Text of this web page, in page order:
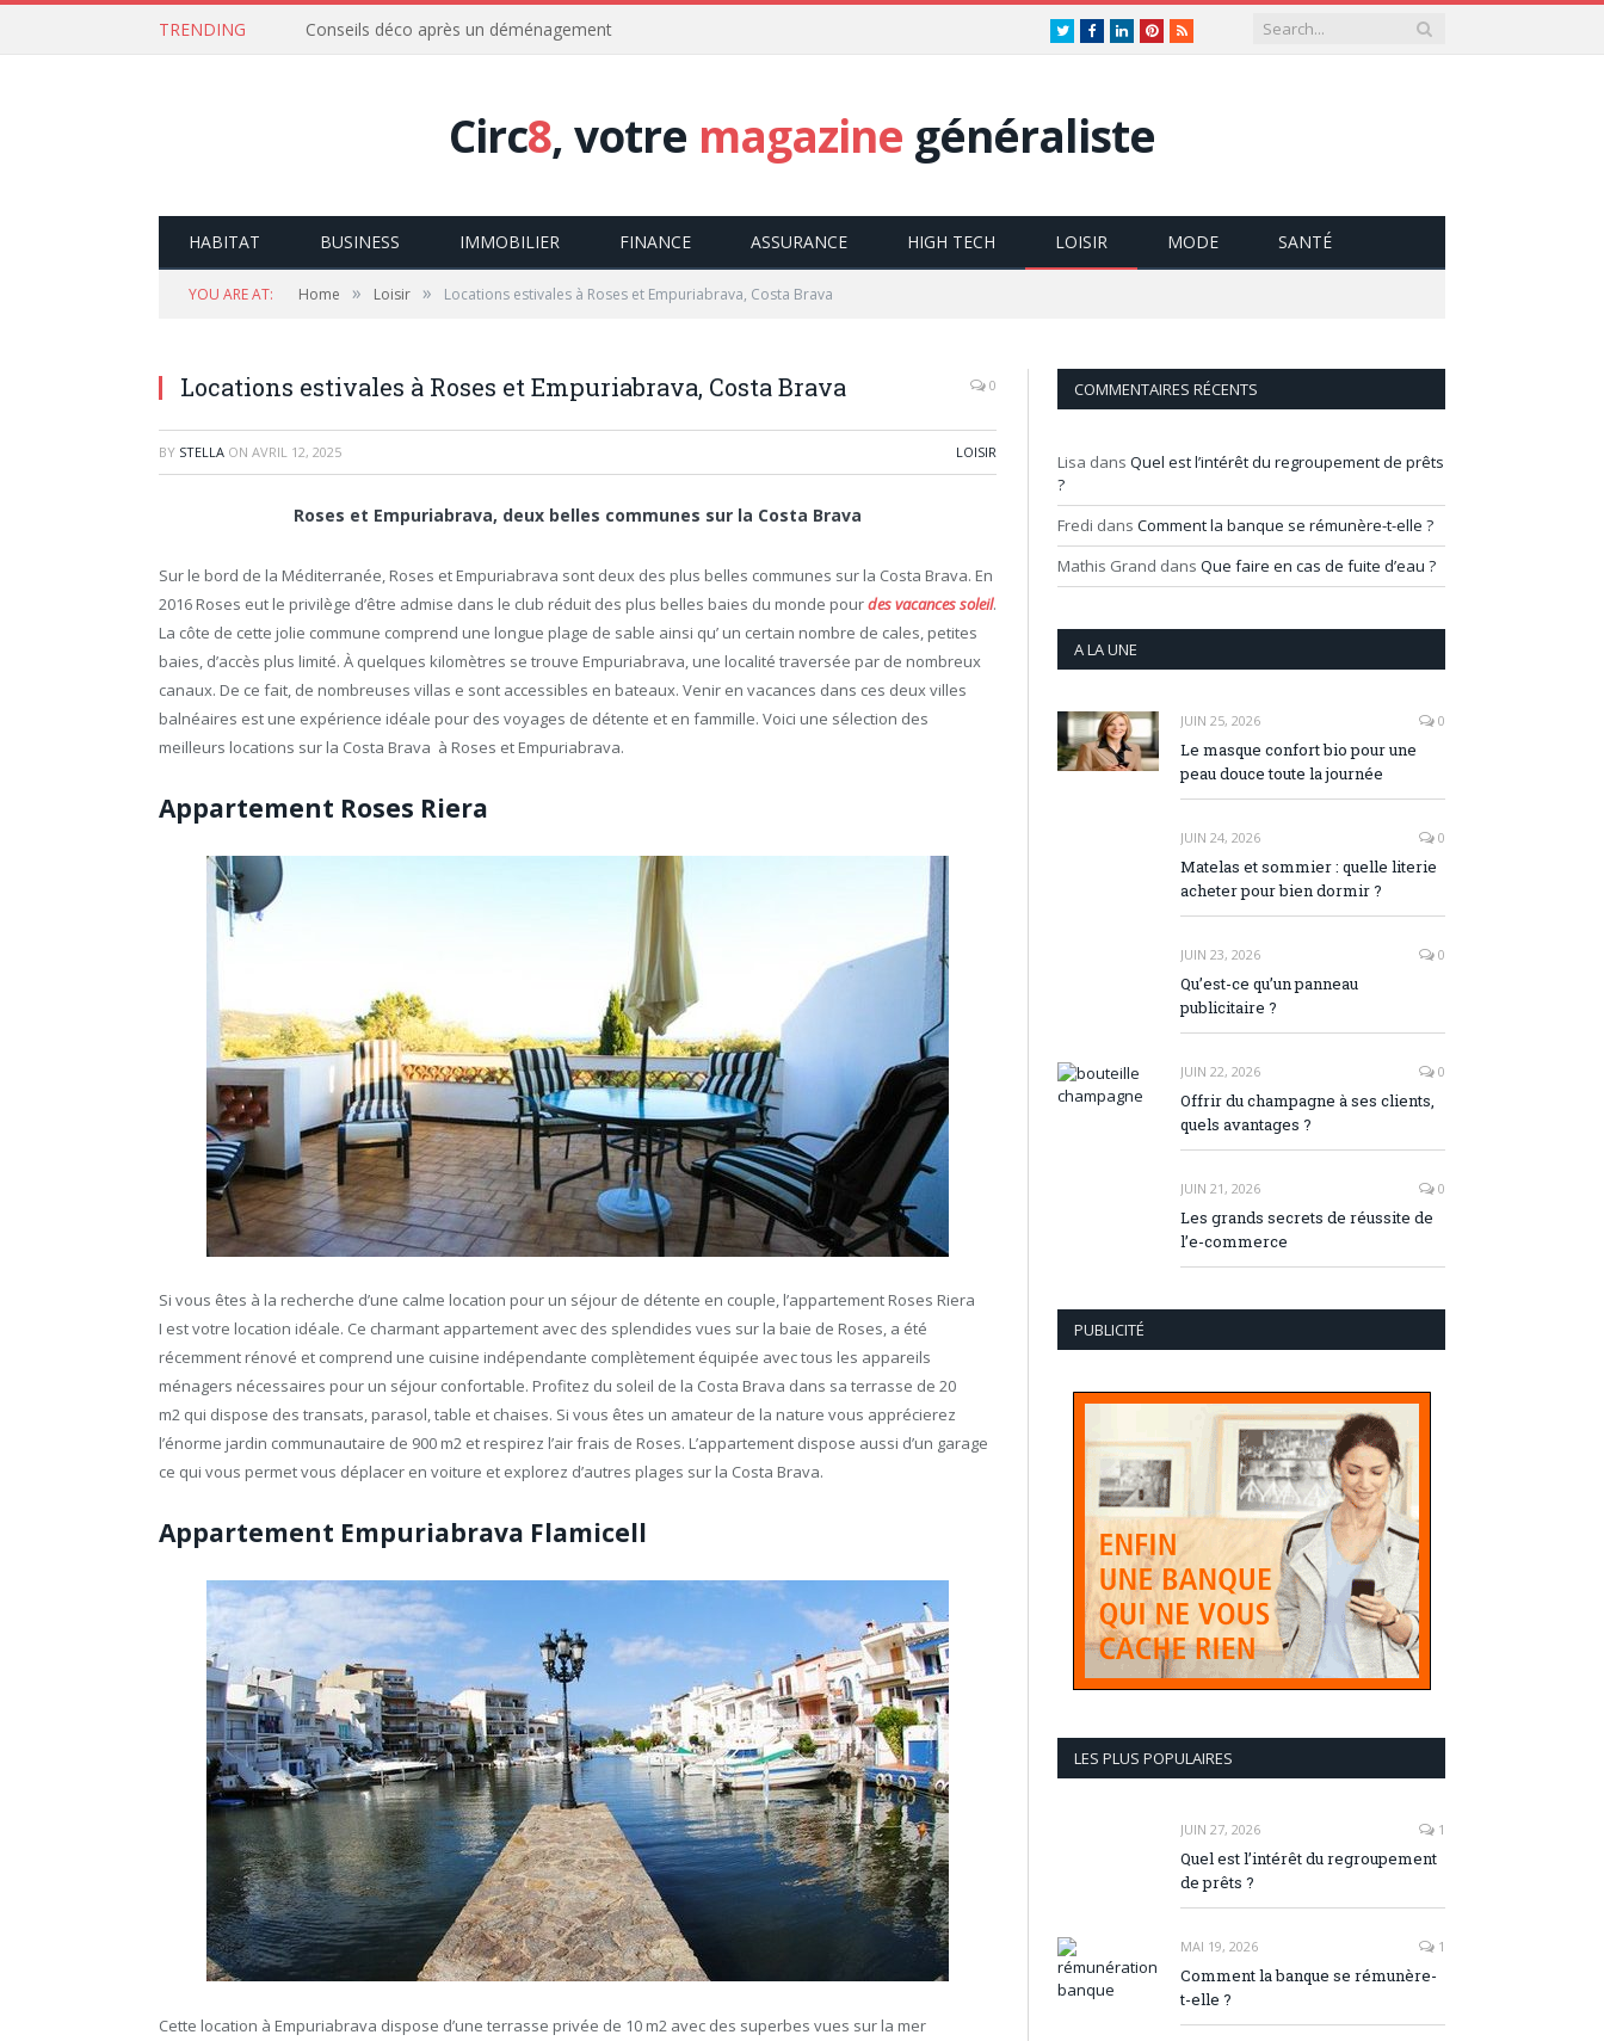
TRENDING Conseils déco après un déménagement TwitterFacebookLinkedInPinterest
RSS
Circ8, votre magazine généraliste
HABITAT BUSINESS IMMOBILIER FINANCE ASSURANCE HIGH TECH LOISIR MODE SANTÉ
YOU ARE AT: Home » Loisir » Locations estivales à Roses et Empuriabrava, Costa Brava
Locations estivales à Roses et Empuriabrava, Costa Brava 0
BY STELLA ON AVRIL 12, 2025 LOISIR
Roses et Empuriabrava, deux belles communes sur la Costa Brava
Sur le bord de la Méditerranée, Roses et Empuriabrava sont deux des plus belles communes sur la Costa Brava. En
2016 Roses eut le privilège d’être admise dans le club réduit des plus belles baies du monde pourdes vacances soleil.
La côte de cette jolie commune comprend une longue plage de sable ainsi qu’ un certain nombre de cales, petites
baies, d’accès plus limité. À quelques kilomètres se trouve Empuriabrava, une localité traversée par de nombreux
canaux. De ce fait, de nombreuses villas e sont accessibles en bateaux. Venir en vacances dans ces deux villes
balnéaires est une expérience idéale pour des voyages de détente et en fammille. Voici une sélection des
meilleurs locations sur la Costa Brava à Roses et Empuriabrava.
Appartement Roses Riera
Si vous êtes à la recherche d’une calme location pour un séjour de détente en couple, l’appartement Roses Riera
I est votre location idéale. Ce charmant appartement avec des splendides vues sur la baie de Roses, a été
récemment rénové et comprend une cuisine indépendante complètement équipée avec tous les appareils
ménagers nécessaires pour un séjour confortable. Profitez du soleil de la Costa Brava dans sa terrasse de 20
m2 qui dispose des transats, parasol, table et chaises. Si vous êtes un amateur de la nature vous apprécierez
l’énorme jardin communautaire de 900 m2 et respirez l’air frais de Roses. L’appartement dispose aussi d’un garage
ce qui vous permet vous déplacer en voiture et explorez d’autres plages sur la Costa Brava.
Appartement Empuriabrava Flamicell
Cette location à Empuriabrava dispose d’une terrasse privée de 10 m2 avec des superbes vues sur la mer
COMMENTAIRES RÉCENTS
Lisa dans Quel est l’intérêt du regroupement de prêts
?
Fredi dans Comment la banque se rémunère-t-elle ?
Mathis Grand dans Que faire en cas de fuite d’eau ?
A LA UNE
JUIN 25, 2026 0
Le masque confort bio pour une
peau douce toute la journée
JUIN 24, 2026 0
Matelas et sommier : quelle literie
acheter pour bien dormir ?
JUIN 23, 2026 0
Qu’est-ce qu’un panneau
publicitaire ?
JUIN 22, 2026 0
Offrir du champagne à ses clients,
quels avantages ?
JUIN 21, 2026 0
Les grands secrets de réussite de
l’e-commerce
PUBLICITÉ
LES PLUS POPULAIRES
JUIN 27, 2026 1
Quel est l’intérêt du regroupement
de prêts ?
MAI 19, 2026 1
Comment la banque se rémunère-
t-elle ?